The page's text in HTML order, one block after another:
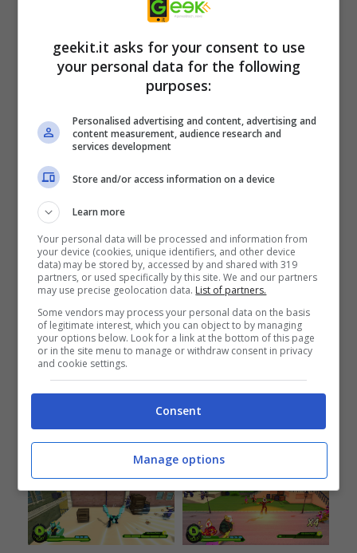
Regina e i Robort del tempo. Sblocca e
aliene di Ben. Usa le potenti mosse di
combattimento di ciascun alieno – tra cui gli
con devastanti combo, e risolvi enigmi con le
abilità uniche di ciascun alieno mentre scopri
nuove ed entusiasmanti storie in tre episodi
completamente nuovi.
Essere un eroe può essere faticoso… ma
porta tanto divertimento!
IMMAGINI:
geekit.it asks for your consent to use
your personal data for the following
purposes:
Personalised advertising and content, advertising and
content measurement, audience research and
services development
Store and/or access information on a device
Learn more
Your personal data will be processed and information from
your device (cookies, unique identifiers, and other device
data) may be stored by, accessed by and shared with 319
partners, or used specifically by this site. We and our partners
may use precise geolocation data. List of partners.
Some vendors may process your personal data on the basis
of legitimate interest, which you can object to by managing
your options below. Look for a link at the bottom of this page
or in the site menu to manage or withdraw consent in privacy
and cookie settings.
Consent
Manage options